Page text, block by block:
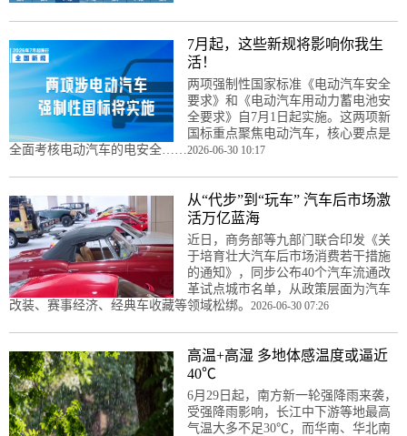
7月起，这些新规将影响你我生
活！
两项强制性国家标准《电动汽车安全
要求》和《电动汽车用动力蓄电池安
全要求》自7月1日起实施。这两项新
国标重点聚焦电动汽车，核心要点是
全面考核电动汽车的电安全…… 2026-06-30 10:17
从“代步”到“玩车” 汽车后市场激
活万亿蓝海
近日，商务部等九部门联合印发《关
于培育壮大汽车后市场消费若干措施
的通知》，同步公布40个汽车流通改
革试点城市名单，从政策层面为汽车
改装、赛事经济、经典车收藏等领域松绑。 2026-06-30 07:26
高温+高湿 多地体感温度或逼近
40℃
6月29日起，南方新一轮强降雨来袭，
受强降雨影响，长江中下游等地最高
气温大多不足30℃，而华南、华北南